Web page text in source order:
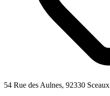
54 Rue des Aulnes, 92330 Sceaux